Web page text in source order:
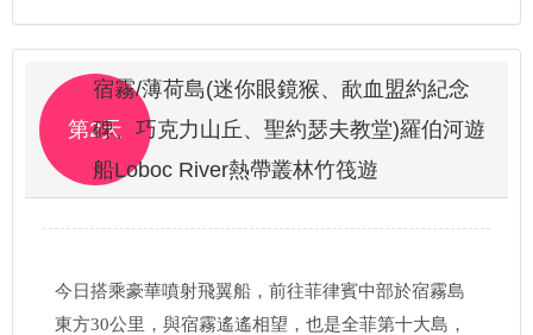
第2天
宿霧/薄荷島(迷你眼鏡猴、歃血盟約紀念
碑、巧克力山丘、聖約瑟夫教堂)羅伯河遊
船Loboc River熱帶叢林竹筏遊
今日搭乘豪華噴射飛翼船，前往菲律賓中部於宿霧島
東方30公里，與宿霧遙遙相望，也是全菲第十大島，